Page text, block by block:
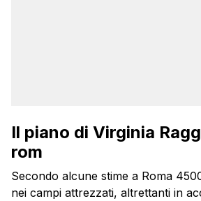
Il piano di Virginia
rom
Secondo alcune stime a Roma
nei campi attrezzati, altrettanti in